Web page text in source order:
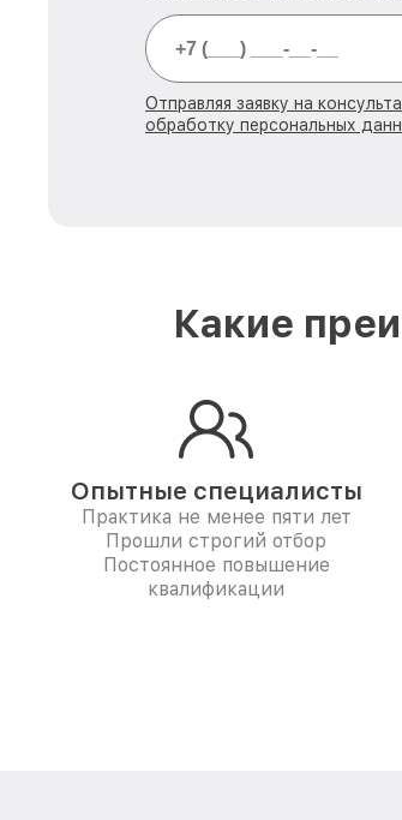
Отправляя заявку на
обработку персональных
Какие
Опытные специалисты
Практика не менее пяти лет
Прошли строгий отбор
Постоянное повышение
квалификации